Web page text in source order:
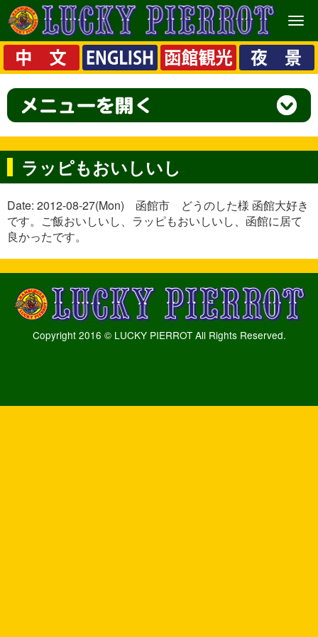
メ
ニ
ュ
ー
ラッピもおいしいし
Date: 2012-08-27(Mon) 函館市 どうのした様 函館大好き
です。ご飯おいしいし、ラッピもおいしいし、函館に居て
良かったです。
Copyright 2016 © LUCKY PIERROT All Rights Reserved.